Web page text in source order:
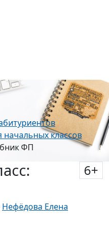
классов
ФП
6+
Нефёдова Елена